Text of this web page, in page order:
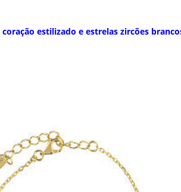
coração estilizado e estrelas zircões